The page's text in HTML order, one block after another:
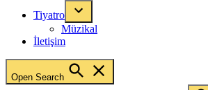
Tiyatro
Müzikal
İletişim
Open Search